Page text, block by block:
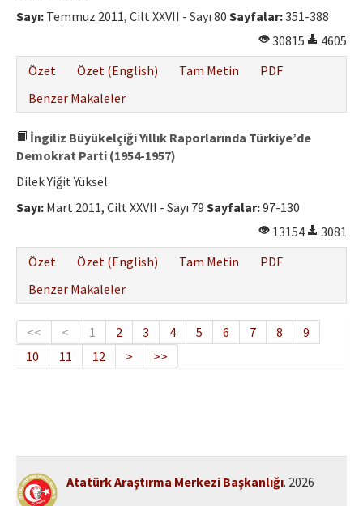
Sayı: Temmuz 2011, Cilt XXVII - Sayı 80 Sayfalar:351-388
30815
4605
Özet
Özet (English) Tam Metin
PDF
Benzer Makaleler
İngiliz Büyükelçiği Yıllık Raporlarında Türkiye’de
Demokrat Parti (1954-1957)
Dilek Yiğit Yüksel
Sayı: Mart 2011, Cilt XXVII - Sayı 79 Sayfalar:97-130
13154
3081
Özet
Özet (English) Tam Metin
PDF
Benzer Makaleler
<< < 1 2 3 4 5 6 7 8
9
10
11 12 > >>
Atatürk Araştırma Merkezi Başkanlığı. 2026